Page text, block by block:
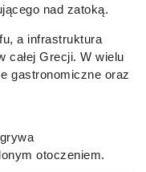
nad zatoką.
a infrastruktura
całej Grecji. W wielu
gastronomiczne oraz
otoczeniem.